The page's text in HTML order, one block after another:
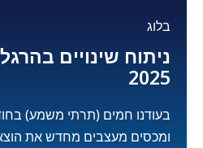
בלוג
ניתוח שינויים
2025
בעודנו חמים (תרתי משמע)
ומכסים מעצבים מחדש את